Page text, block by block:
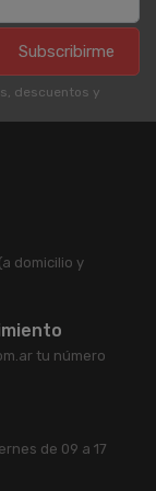
Subscribirme
descuentos y
domicilio y
tu número
de 09 a 17